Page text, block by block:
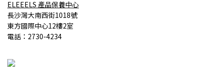
ELEEELS 產品保養中心
長沙灣大南西街1018號
東方國際中心12樓2室
電話：2730-4234